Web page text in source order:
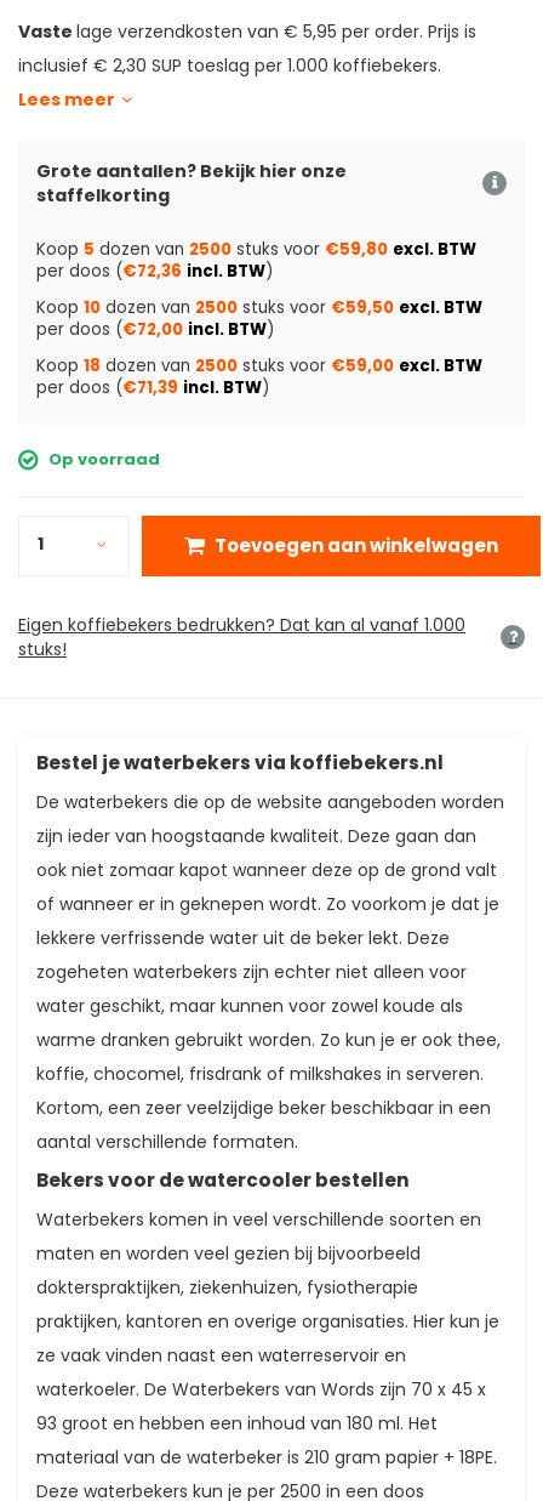
Vaste lage verzendkosten van € 5,95 per order. Prijs is
inclusief € 2,30 SUP toeslag per 1.000 koffiebekers.
Lees meer
Grote aantallen? Bekijk hier onze
staffelkorting
Koop 5 dozen van 2500 stuks voor €59,80 excl. BTW
per doos (€72,36 incl. BTW)
Koop 10 dozen van 2500 stuks voor €59,50 excl. BTW
per doos (€72,00 incl. BTW)
Koop 18 dozen van 2500 stuks voor €59,00 excl. BTW
per doos (€71,39 incl. BTW)
Op voorraad
1 Toevoegen aan winkelwagen
Eigen koffiebekers bedrukken? Dat kan al vanaf 1.000
stuks!
Bestel je waterbekers via koffiebekers.nl
De waterbekers die op de website aangeboden worden
zijn ieder van hoogstaande kwaliteit. Deze gaan dan
ook niet zomaar kapot wanneer deze op de grond valt
of wanneer er in geknepen wordt. Zo voorkom je dat je
lekkere verfrissende water uit de beker lekt. Deze
zogeheten waterbekers zijn echter niet alleen voor
water geschikt, maar kunnen voor zowel koude als
warme dranken gebruikt worden. Zo kun je er ook thee,
koffie, chocomel, frisdrank of milkshakes in serveren.
Kortom, een zeer veelzijdige beker beschikbaar in een
aantal verschillende formaten.
Bekers voor de watercooler bestellen
Waterbekers komen in veel verschillende soorten en
maten en worden veel gezien bij bijvoorbeeld
dokterspraktijken, ziekenhuizen, fysiotherapie
praktijken, kantoren en overige organisaties. Hier kun je
ze vaak vinden naast een waterreservoir en
waterkoeler. De Waterbekers van Words zijn 70 x 45 x
93 groot en hebben een inhoud van 180 ml. Het
materiaal van de waterbeker is 210 gram papier + 18PE.
Deze waterbekers kun je per 2500 in een doos